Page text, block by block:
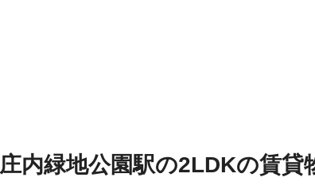
庄内緑地公園駅の2LDKの賃貸